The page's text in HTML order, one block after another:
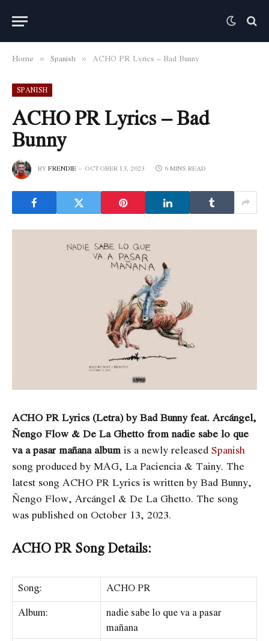
Home » Spanish » ACHO PR Lyrics – Bad Bunny
SPANISH
ACHO PR Lyrics – Bad
Bunny
BYFRENDIE OCTOBER 13, 2023 6 MINS READ
ACHO PR Lyrics (Letra) by Bad Bunny feat. Arcángel,
Ñengo Flow & De La Ghetto from nadie sabe lo que
va a pasar mañana albumis a newly released Spanish
song produced by MAG, La Paciencia & Tainy. The
latest song ACHO PR Lyrics is written by ​​​​​​Bad Bunny,
Ñengo Flow, Arcángel & De La Ghetto. The song
was published on October 13, 2023.
ACHO PR Song Details:
Song:
ACHO PR
Album:
nadie sabe lo que va a pasar
mañana